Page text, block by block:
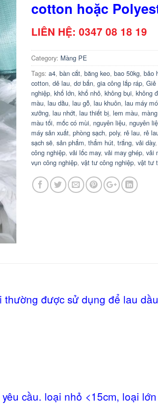
cotton hoặc
LIÊN HỆ: 0347 08 18 19
Category: Màng PE
Tags: a4, bàn cắt, băng keo, bao 50kg, bảo
cotton, dẻ lau, dơ bẩn, gia công lắp ráp, Giẻ
nghiệp, khổ lớn, khổ nhỏ, không bụi, không
màu, lau dầu, lau gỗ, lau khuôn, lau máy
xưởng, lau nhớt, lau thiết bị, lem màu,
màu tối, mốc có mùi, nguyên liệu, nguyên
máy sản xuất, phòng sạch, poly, rẻ lau, rẻ
sạch sẽ, sản phẩm, thẩm hút, trắng, vải dày,
công nghiệp, vải lốc may, vải may ghép, vải
vụn công nghiệp, vật tư công nghiệp, vật tư
thường được sử dụng để lau
cầu. loại nhỏ <15cm, loại